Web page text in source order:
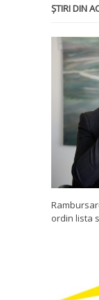
ȘTIRI DIN
ordin lista